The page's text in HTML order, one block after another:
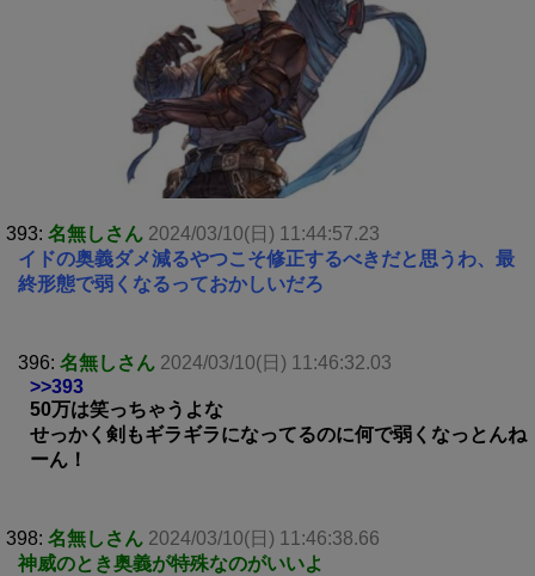
393: 名無しさん 2024/03/10(日) 11:44:57.23
イドの奥義ダメ減るやつこそ修正するべきだと思うわ、最
終形態で弱くなるっておかしいだろ
396: 名無しさん 2024/03/10(日) 11:46:32.03
>>393
50万は笑っちゃうよな
せっかく剣もギラギラになってるのに何で弱くなっとんね
ーん！
398: 名無しさん 2024/03/10(日) 11:46:38.66
神威のとき奥義が特殊なのがいいよ